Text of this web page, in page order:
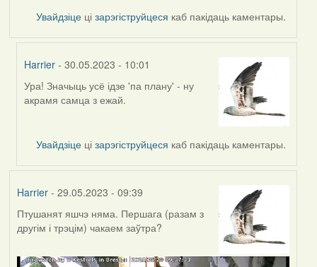
Увайдзіце цізарэгіструйцеся каб пакідаць каментары.
Harrier - 30.05.2023 - 10:01
In
reply
ZNR
Ура! Значыць усё ідзе 'па плану' - ну
акрамя самца з ежай.
Увайдзіце цізарэгіструйцеся каб пакідаць каментары.
Harrier- 29.05.2023 - 09:39
Птушанят яшчэ няма. Першага (разам з
другім і трэцім) чакаем заўтра?